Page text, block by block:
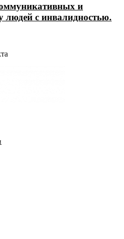
и
людей с инвалидностью.